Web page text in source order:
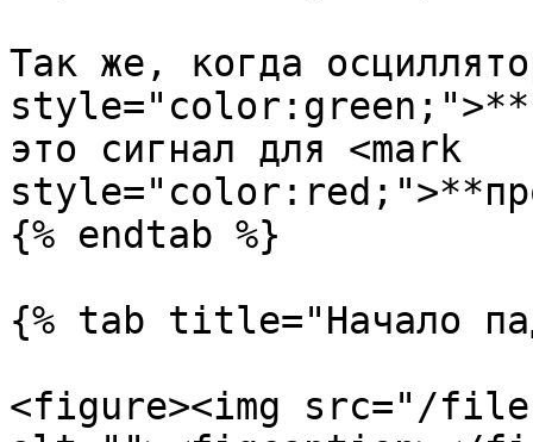
Так же, когда
это сигнал для <mark
{% endtab %}
{% tab title="Начало
<figure><img src="/